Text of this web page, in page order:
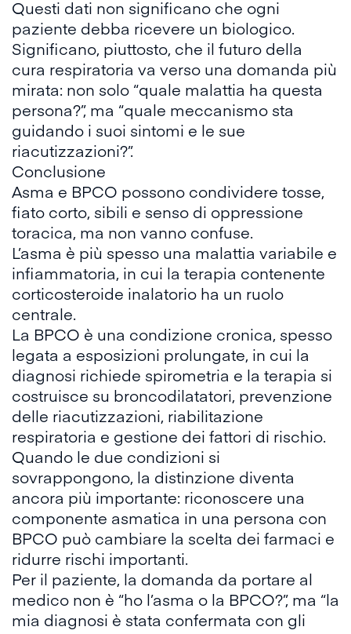
Questi dati non significano che ogni
paziente debba ricevere un biologico.
Significano, piuttosto, che il futuro della
cura respiratoria va verso una domanda più
mirata: non solo “quale malattia ha questa
persona?”, ma “quale meccanismo sta
guidando i suoi sintomi e le sue
riacutizzazioni?”.
Conclusione
Asma e BPCO possono condividere tosse,
fiato corto, sibili e senso di oppressione
toracica, ma non vanno confuse.
L’asma è più spesso una malattia variabile e
infiammatoria, in cui la terapia contenente
corticosteroide inalatorio ha un ruolo
centrale.
La BPCO è una condizione cronica, spesso
legata a esposizioni prolungate, in cui la
diagnosi richiede spirometria e la terapia si
costruisce su broncodilatatori, prevenzione
delle riacutizzazioni, riabilitazione
respiratoria e gestione dei fattori di rischio.
Quando le due condizioni si
sovrappongono, la distinzione diventa
ancora più importante: riconoscere una
componente asmatica in una persona con
BPCO può cambiare la scelta dei farmaci e
ridurre rischi importanti.
Per il paziente, la domanda da portare al
medico non è “ho l’asma o la BPCO?”, ma “la
mia diagnosi è stata confermata con gli